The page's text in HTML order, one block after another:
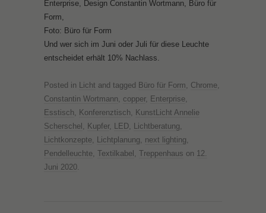
Enterprise, Design Constantin Wortmann, Büro für
Form,
Foto: Büro für Form
Und wer sich im Juni oder Juli für diese Leuchte
entscheidet erhält 10% Nachlass.
Posted in Licht and tagged Büro für Form Chrome
Constantin Wortmann
copper, Enterprise
Esstisch
Konferenztisch
KunstLicht Annelie
Scherschel
Kupfer, LED Lichtberatung
Lichtkonzepte Lichtplanung next lighting
Pendelleuchte Textilkabel Treppenhaus on 12.
Juni 2020